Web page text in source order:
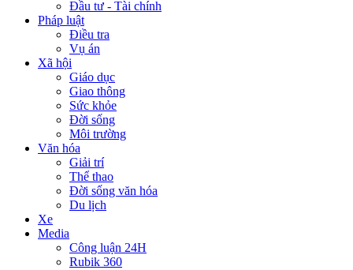
Đầu tư - Tài chính
Pháp luật
Điều tra
Vụ án
Xã hội
Giáo dục
Giao thông
Sức khỏe
Đời sống
Môi trường
Văn hóa
Giải trí
Thể thao
Đời sống văn hóa
Du lịch
Xe
Media
Công luận 24H
Rubik 360